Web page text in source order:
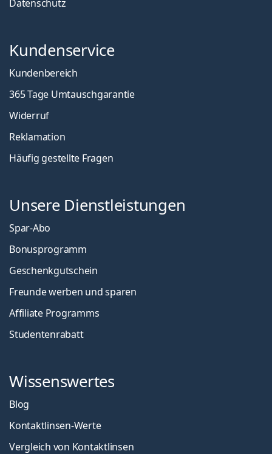
Datenschutz
Kundenservice
Kundenbereich
365 Tage Umtauschgarantie
Widerruf
Reklamation
Häufig gestellte Fragen
Unsere Dienstleistungen
Spar-Abo
Bonusprogramm
Geschenkgutschein
Freunde werben und sparen
Affiliate Programms
Studentenrabatt
Wissenswertes
Blog
Kontaktlinsen-Werte
Vergleich von Kontaktlinsen